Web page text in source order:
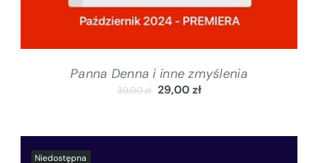
Panna Denna i inne zmyślenia
39,00zł 29,00zł